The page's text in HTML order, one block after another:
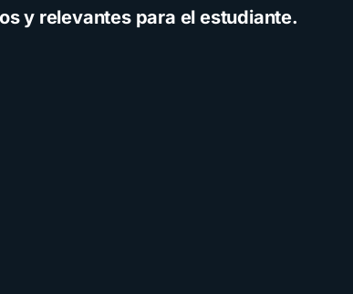
y relevantes para el estudiante.